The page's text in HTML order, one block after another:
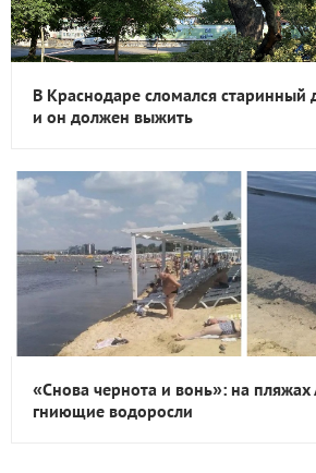
В Краснодаре сломался старинный
и он должен выжить
«Снова чернота и вонь»: на
гниющие водоросли